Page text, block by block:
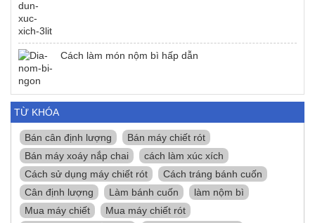
Cách làm món nộm bì hấp dẫn
TỪ KHÓA
Bán cân định lượng
Bán máy chiết rót
Bán máy xoáy nắp chai
cách làm xúc xích
Cách sử dụng máy chiết rót
Cách tráng bánh cuốn
Cân định lượng
Làm bánh cuốn
làm nộm bì
Mua máy chiết
Mua máy chiết rót